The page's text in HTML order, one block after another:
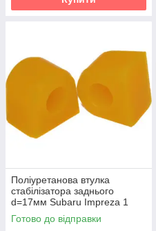
Поліуретанова втулка
стабілізатора заднього
d=17мм Subaru Impreza 1
gen. (GC) Купе (1995-2000)
v19
Готово до відправки